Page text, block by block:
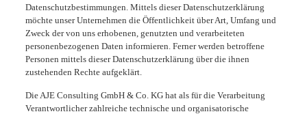
Datenschutzbestimmungen. Mittels dieser Datenschutzerklärung
möchte unser Unternehmen die Öffentlichkeit über Art, Umfang und
Zweck der von uns erhobenen, genutzten und verarbeiteten
personenbezogenen Daten informieren. Ferner werden betroffene
Personen mittels dieser Datenschutzerklärung über die ihnen
zustehenden Rechte aufgeklärt.
Die AJE Consulting GmbH & Co. KG hat als für die Verarbeitung
Verantwortlicher zahlreiche technische und organisatorische